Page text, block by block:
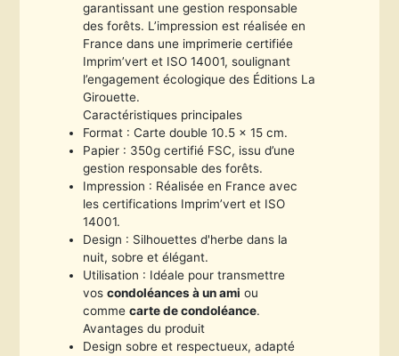
garantissant une gestion responsable
des forêts. L’impression est réalisée en
France dans une imprimerie certifiée
Imprim’vert et ISO 14001, soulignant
l’engagement écologique des Éditions La
Girouette.
Caractéristiques principales
Format : Carte double 10.5 x 15 cm.
Papier : 350g certifié FSC, issu d’une
gestion responsable des forêts.
Impression : Réalisée en France avec
les certifications Imprim’vert et ISO
14001.
Design : Silhouettes d'herbe dans la
nuit, sobre et élégant.
Utilisation : Idéale pour transmettre
vos condoléances à un ami ou
comme carte de condoléance.
Avantages du produit
Design sobre et respectueux, adapté